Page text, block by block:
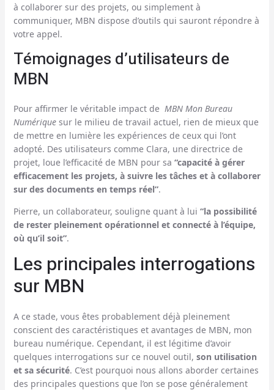
à collaborer sur des projets, ou simplement à
communiquer, MBN dispose d’outils qui sauront répondre à
votre appel.
Témoignages d’utilisateurs de
MBN
Pour affirmer le véritable impact de MBN Mon Bureau
Numériquesur le milieu de travail actuel, rien de mieux que
de mettre en lumière les expériences de ceux qui l’ont
adopté. Des utilisateurs comme Clara, une directrice de
projet, loue l’efficacité de MBN pour sa “capacité à gérer
efficacement les projets, à suivre les tâches et à collaborer
sur des documents en temps réel”.
Pierre, un collaborateur, souligne quant à lui “la possibilité
de rester pleinement opérationnel et connecté à l’équipe,
où qu’il soit”.
Les principales interrogations
sur MBN
A ce stade, vous êtes probablement déjà pleinement
conscient des caractéristiques et avantages de MBN, mon
bureau numérique. Cependant, il est légitime d’avoir
quelques interrogations sur ce nouvel outil, son utilisation
et sa sécurité. C’est pourquoi nous allons aborder certaines
des principales questions que l’on se pose généralement